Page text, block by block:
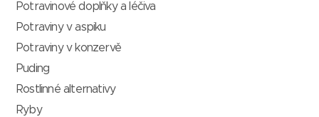
Potravinové doplňky a léčiva
Potraviny v aspiku
Potraviny v konzervě
Puding
Rostlinné alternativy
Ryby